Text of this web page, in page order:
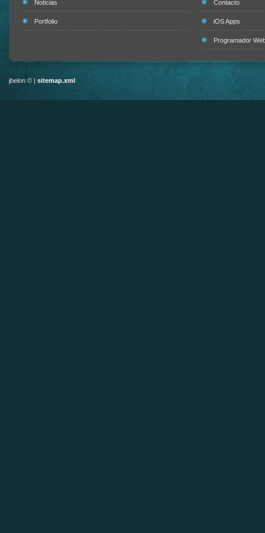
Noticias
Portfolio
Contacto
iOS Apps
Programador
jbelon © | sitemap.xml